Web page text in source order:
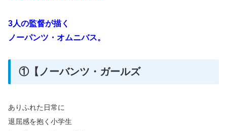
3人の監督が描く
ノーパンツ・オムニバス。
①【ノーバンツ・ガールズ
ありふれた日常に
退屈感を抱く小学生